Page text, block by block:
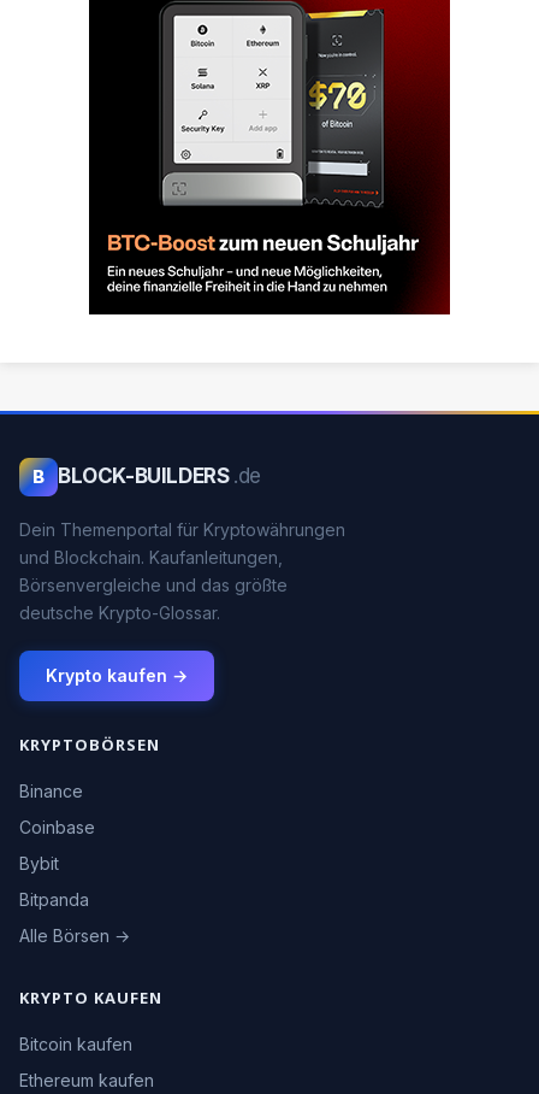
B BLOCK-BUILDERS .de
Dein Themenportal für Kryptowährungen
und Blockchain. Kaufanleitungen,
Börsenvergleiche und das größte
deutsche Krypto-Glossar.
Krypto kaufen →
KRYPTOBÖRSEN
Binance
Coinbase
Bybit
Bitpanda
Alle Börsen →
KRYPTO KAUFEN
Bitcoin kaufen
Ethereum kaufen